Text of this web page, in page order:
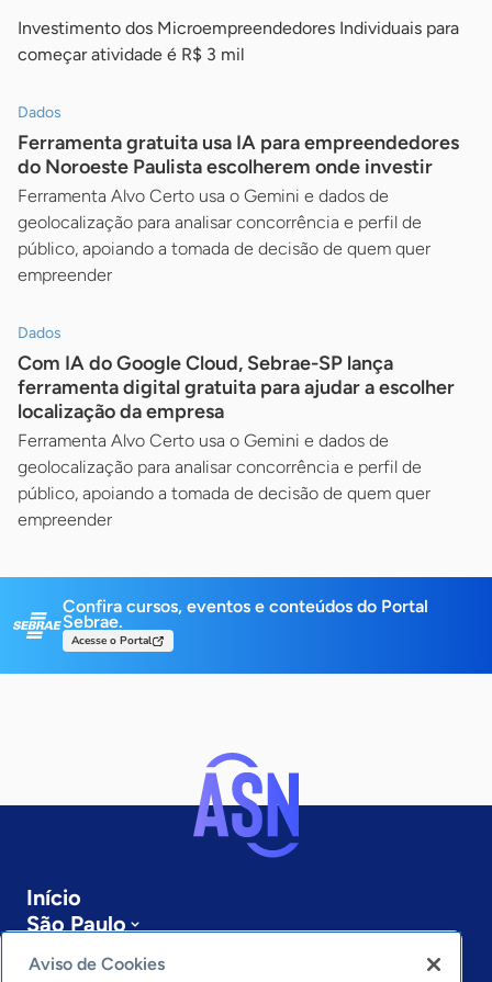
Investimento dos Microempreendedores Individuais para
começar atividade é R$ 3 mil
Dados
Ferramenta gratuita usa IA para empreendedores
do Noroeste Paulista escolherem onde investir
Ferramenta Alvo Certo usa o Gemini e dados de
geolocalização para analisar concorrência e perfil de
público, apoiando a tomada de decisão de quem quer
empreender
Dados
Com IA do Google Cloud, Sebrae-SP lança
ferramenta digital gratuita para ajudar a escolher
localização da empresa
Ferramenta Alvo Certo usa o Gemini e dados de
geolocalização para analisar concorrência e perfil de
público, apoiando a tomada de decisão de quem quer
empreender
Confira cursos, eventos e conteúdos do Portal
Sebrae.
Acesse o Portal
Início
São Paulo
Sobre a ASN
Últimas notícias
Aviso de Cookies